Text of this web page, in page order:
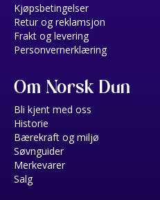
Kjøpsbetingelser
Retur og reklamsjon
Frakt og levering
Personvernerklæring
Om Norsk Dun
Bli kjent med oss
Historie
Bærekraft og miljø
Søvnguider
Merkevarer
Salg